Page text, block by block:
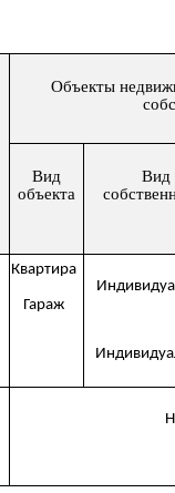
Объекты
Вид
объекта
Вид
Квартира
Гараж